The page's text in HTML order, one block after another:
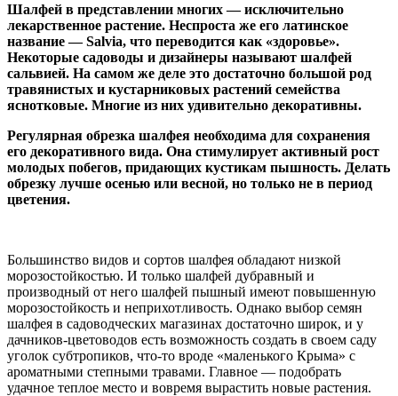
Шалфей в представлении многих — исключительно
лекарственное растение. Неспроста же его латинское
название — Salvia, что переводится как «здоровье».
Некоторые садоводы и дизайнеры называют шалфей
сальвией. На самом же деле это достаточно большой род
травянистых и кустарниковых растений семейства
яснотковые. Многие из них удивительно декоративны.
Регулярная обрезка шалфея необходима для сохранения
его декоративного вида. Она стимулирует активный рост
молодых побегов, придающих кустикам пышность. Делать
обрезку лучше осенью или весной, но только не в период
цветения.
Большинство видов и сортов шалфея обладают низкой
морозостойкостью. И только шалфей дубравный и
производный от него шалфей пышный имеют повышенную
морозостойкость и неприхотливость. Однако выбор семян
шалфея в садоводческих магазинах достаточно широк, и у
дачников-цветоводов есть возможность создать в своем саду
уголок субтропиков, что‑то вроде «маленького Крыма» с
ароматными степными травами. Главное — подобрать
удачное теплое место и вовремя вырастить новые растения.